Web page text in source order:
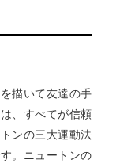
描いて友達の手
、すべてが信頼
ンの三大運動法
。ニュートンの